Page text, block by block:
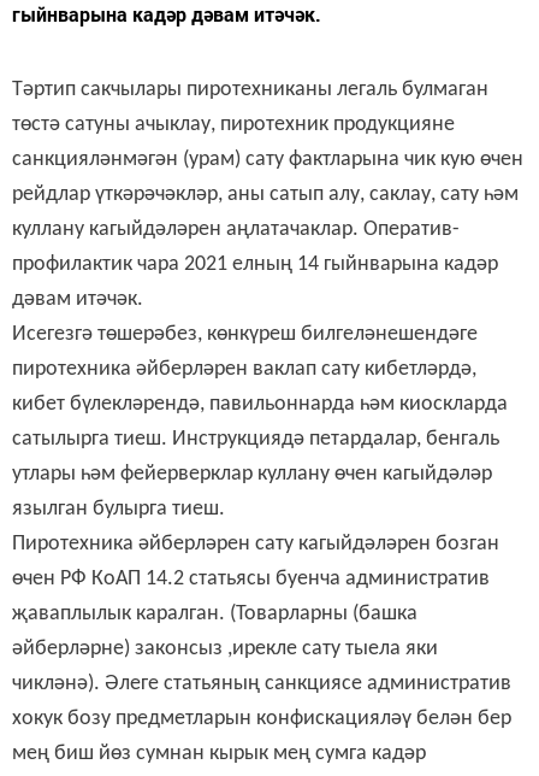
гыйнварына кадәр дәвам итәчәк.
Тәртип сакчылары пиротехниканы легаль булмаган
төстә сатуны ачыклау, пиротехник продукцияне
санкцияләнмәгән (урам) сату фактларына чик кую өчен
рейдлар үткәрәчәкләр, аны сатып алу, саклау, сату һәм
куллану кагыйдәләрен аңлатачаклар. Оператив-
профилактик чара 2021 елның 14 гыйнварына кадәр
дәвам итәчәк.
Исегезгә төшерәбез, көнкүреш билгеләнешендәге
пиротехника әйберләрен ваклап сату кибетләрдә,
кибет бүлекләрендә, павильоннарда һәм киоскларда
сатылырга тиеш. Инструкциядә петардалар, бенгаль
утлары һәм фейерверклар куллану өчен кагыйдәләр
язылган булырга тиеш.
Пиротехника әйберләрен сату кагыйдәләрен бозган
өчен РФ КоАП 14.2 статьясы буенча административ
җаваплылык каралган. (Товарларны (башка
әйберләрне) законсыз ,ирекле сату тыела яки
чикләнә). Әлеге статьяның санкциясе административ
хокук бозу предметларын конфискацияләү белән бер
мең биш йөз сумнан кырык мең сумга кадәр